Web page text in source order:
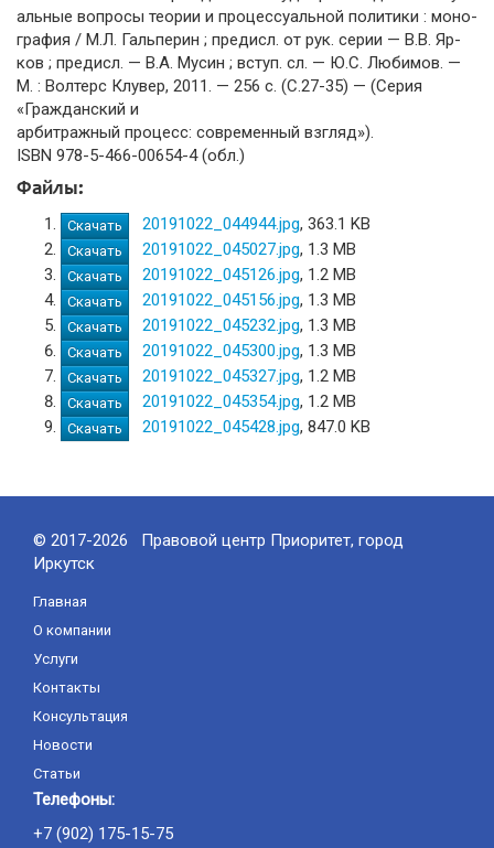
альные вопросы теории и процессуальной политики : моно-
графия / М.Л. Гальперин ; предисл. от рук. серии — В.В. Яр-
ков ; предисл. — В.А. Мусин ; вступ. сл. — Ю.С. Любимов. —
М. : Волтерс Клувер, 2011. — 256 с. (С.27-35) — (Серия
«Гражданский и
арбитражный процесс: современный взгляд»).
ISBN 978-5-466-00654-4 (обл.)
Файлы:
Скачать 20191022_044944.jpg, 363.1 KB
Скачать 20191022_045027.jpg, 1.3 MB
Скачать 20191022_045126.jpg, 1.2 MB
Скачать 20191022_045156.jpg, 1.3 MB
Скачать 20191022_045232.jpg, 1.3 MB
Скачать 20191022_045300.jpg, 1.3 MB
Скачать 20191022_045327.jpg, 1.2 MB
Скачать 20191022_045354.jpg, 1.2 MB
Скачать 20191022_045428.jpg, 847.0 KB
© 2017-2026 Правовой центр Приоритет, город
Иркутск
Главная
О компании
Услуги
Контакты
Консультация
Новости
Статьи
Телефоны:
+7 (902) 175-15-75